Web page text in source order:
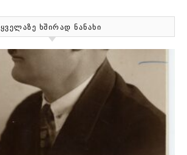
ᲧᲕᲔᲚᲐᲖᲔ ᲮᲨᲘᲠᲐᲓ ᲜᲐᲜᲐᲮᲘ